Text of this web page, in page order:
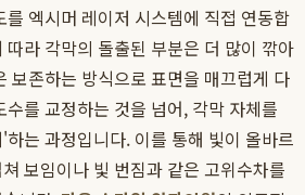
엑시머 레이저 시스템에 직접 연동합
라 각막의 돌출된 부분은 더 많이 깎아
보존하는 방식으로 표면을 매끄럽게 다
를 교정하는 것을 넘어, 각막 자체를
는 과정입니다. 이를 통해 빛이 올바르
보임이나 빛 번짐과 같은 고위수차를